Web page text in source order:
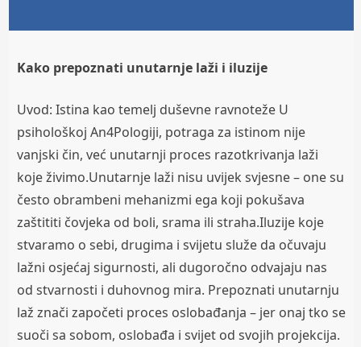
Kako prepoznati unutarnje laži i iluzije
Uvod: Istina kao temelj duševne ravnoteže U
psihološkoj An4Pologiji, potraga za istinom nije
vanjski čin, već unutarnji proces razotkrivanja laži
koje živimo.Unutarnje laži nisu uvijek svjesne – one su
često obrambeni mehanizmi ega koji pokušava
zaštititi čovjeka od boli, srama ili straha.Iluzije koje
stvaramo o sebi, drugima i svijetu služe da očuvaju
lažni osjećaj sigurnosti, ali dugoročno odvajaju nas
od stvarnosti i duhovnog mira. Prepoznati unutarnju
laž znači započeti proces oslobađanja – jer onaj tko se
suoči sa sobom, oslobađa i svijet od svojih projekcija.